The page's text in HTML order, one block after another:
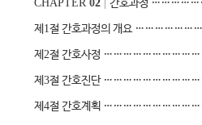
CHAPTER 02 간호과정
제 1절 간호과정의 개요
제 2절 간호사정
제 3절 간호진단
제 4절 간호계획